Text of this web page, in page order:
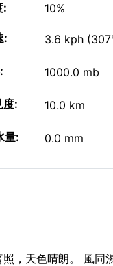
: 10%
: 3.6 kph
1000.0 mb
度: 10.0 km
量: 0.0 mm
，天色晴朗。 風